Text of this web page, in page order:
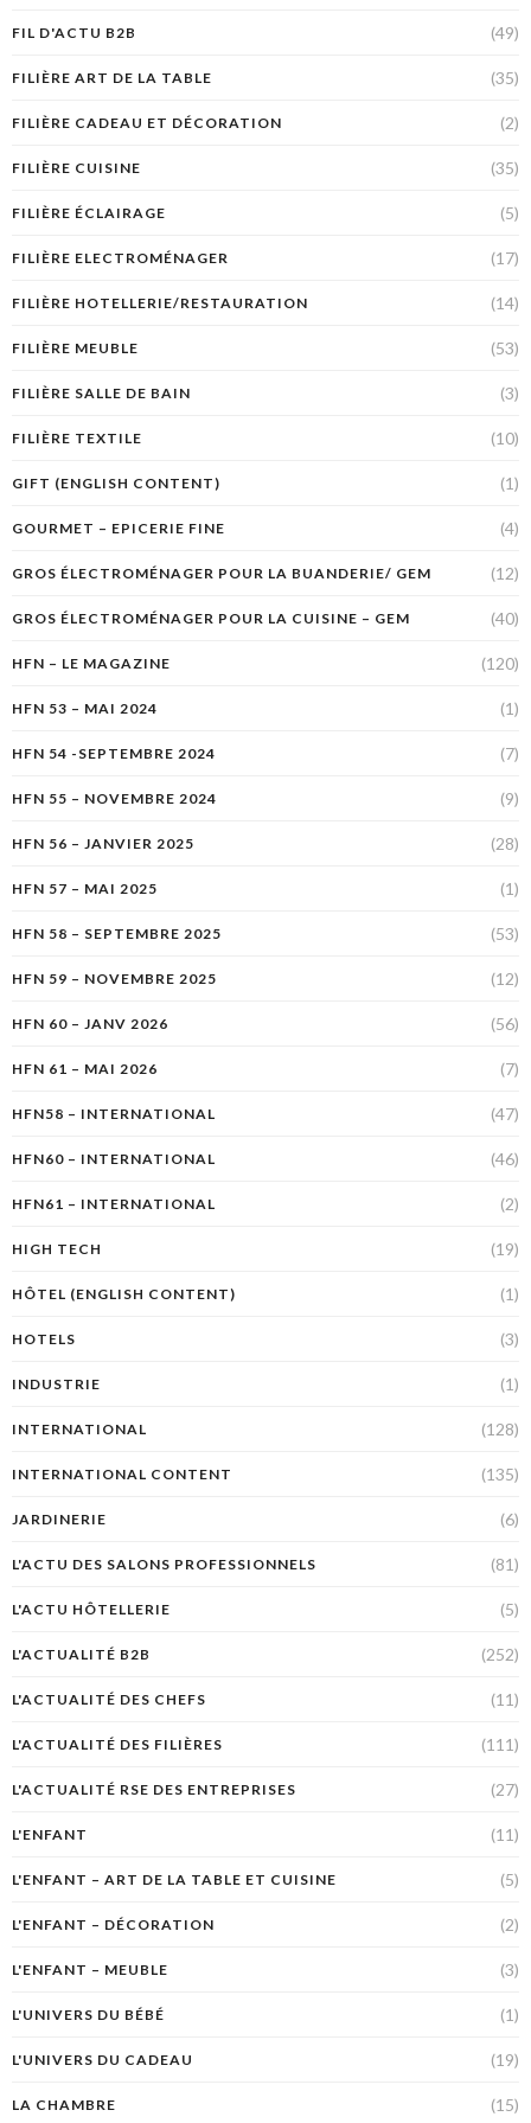
FIL D'ACTU B2B (49)
FILIÈRE ART DE LA TABLE (35)
FILIÈRE CADEAU ET DÉCORATION (2)
FILIÈRE CUISINE (35)
FILIÈRE ÉCLAIRAGE (5)
FILIÈRE ELECTROMÉNAGER (17)
FILIÈRE HOTELLERIE/RESTAURATION (14)
FILIÈRE MEUBLE (53)
FILIÈRE SALLE DE BAIN (3)
FILIÈRE TEXTILE (10)
GIFT (ENGLISH CONTENT) (1)
GOURMET – EPICERIE FINE (4)
GROS ÉLECTROMÉNAGER POUR LA BUANDERIE/ GEM (12)
GROS ÉLECTROMÉNAGER POUR LA CUISINE – GEM (40)
HFN – LE MAGAZINE (120)
HFN 53 – MAI 2024 (1)
HFN 54 -SEPTEMBRE 2024 (7)
HFN 55 – NOVEMBRE 2024 (9)
HFN 56 – JANVIER 2025 (28)
HFN 57 – MAI 2025 (1)
HFN 58 – SEPTEMBRE 2025 (53)
HFN 59 – NOVEMBRE 2025 (12)
HFN 60 – JANV 2026 (56)
HFN 61 – MAI 2026 (7)
HFN58 – INTERNATIONAL (47)
HFN60 – INTERNATIONAL (46)
HFN61 – INTERNATIONAL (2)
HIGH TECH (19)
HÔTEL (ENGLISH CONTENT) (1)
HOTELS (3)
INDUSTRIE (1)
INTERNATIONAL (128)
INTERNATIONAL CONTENT (135)
JARDINERIE (6)
L'ACTU DES SALONS PROFESSIONNELS (81)
L'ACTU HÔTELLERIE (5)
L'ACTUALITÉ B2B (252)
L'ACTUALITÉ DES CHEFS (11)
L'ACTUALITÉ DES FILIÈRES (111)
L'ACTUALITÉ RSE DES ENTREPRISES (27)
L'ENFANT (11)
L'ENFANT – ART DE LA TABLE ET CUISINE (5)
L'ENFANT – DÉCORATION (2)
L'ENFANT – MEUBLE (3)
L'UNIVERS DU BÉBÉ (1)
L'UNIVERS DU CADEAU (19)
LA CHAMBRE (15)